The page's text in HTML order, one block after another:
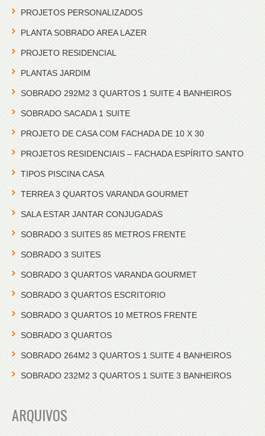
PROJETOS PERSONALIZADOS
PLANTA SOBRADO AREA LAZER
PROJETO RESIDENCIAL
PLANTAS JARDIM
SOBRADO 292M2 3 QUARTOS 1 SUITE 4 BANHEIROS
SOBRADO SACADA 1 SUITE
PROJETO DE CASA COM FACHADA DE 10 X 30
PROJETOS RESIDENCIAIS – FACHADA ESPÍRITO SANTO
TIPOS PISCINA CASA
TERREA 3 QUARTOS VARANDA GOURMET
SALA ESTAR JANTAR CONJUGADAS
SOBRADO 3 SUITES 85 METROS FRENTE
SOBRADO 3 SUITES
SOBRADO 3 QUARTOS VARANDA GOURMET
SOBRADO 3 QUARTOS ESCRITORIO
SOBRADO 3 QUARTOS 10 METROS FRENTE
SOBRADO 3 QUARTOS
SOBRADO 264M2 3 QUARTOS 1 SUITE 4 BANHEIROS
SOBRADO 232M2 3 QUARTOS 1 SUITE 3 BANHEIROS
ARQUIVOS